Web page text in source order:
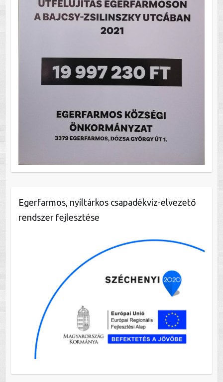
Egerfarmos, nyíltárkos csapadékvíz-elvezető
rendszer fejlesztése